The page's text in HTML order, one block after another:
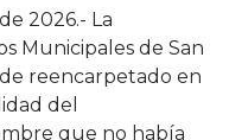
2026.- La
Municipales de San
reencarpetado en
del
que no había